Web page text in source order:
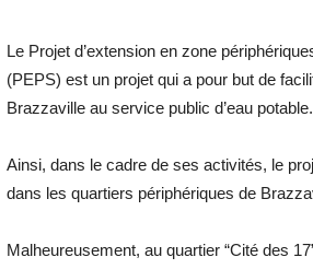
Le Projet d’extension en zone
(PEPS) est un projet qui a pour but de
Brazzaville au service public d’eau potable.
Ainsi, dans le cadre de ses activités, le
dans les quartiers périphériques de
Malheureusement, au quartier “Cité des